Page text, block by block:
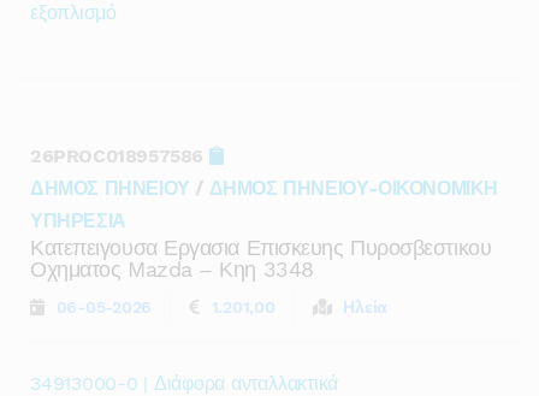
εξοπλισμό
26PROC018957586
ΔΗΜΟΣ ΠΗΝΕΙΟΥ / ΔΗΜΟΣ ΠΗΝΕΙΟΥ-ΟΙΚΟΝΟΜΙΚΗ
ΥΠΗΡΕΣΙΑ
Κατεπειγουσα Εργασια Επισκευης Πυροσβεστικου
Οχηματος Mazda – Κηη 3348
06-05-2026 1.201,00 Ηλεία
34913000-0 | Διάφορα ανταλλακτικά